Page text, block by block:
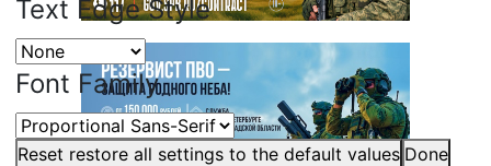
Text Edge Style
Font Family
Reset restore all settings to the default values Done